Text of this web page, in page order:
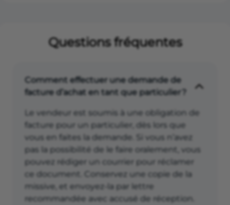
Questions fréquentes
Comment effectuer une demande de
facture d’achat en tant que particulier ?
Le vendeur est soumis à une obligation de
facture pour un particulier, dès lors que
vous en faites la demande. Si vous n’avez
pas la possibilité de le faire oralement, vous
pouvez rédiger un courrier pour réclamer
ce document. Conservez une copie de la
missive, et envoyez-la par lettre
recommandée avec accusé de réception.